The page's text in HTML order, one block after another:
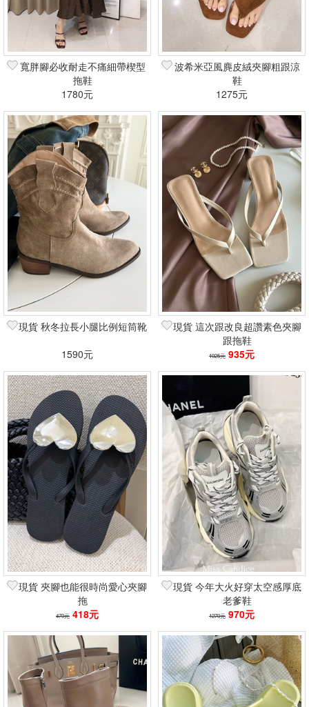
寬胖腳必收耐走不痛細帶楔型
拖鞋
1780元
波希米亞風麂皮絨夾腳粗跟涼
鞋
1275元
現貨 秋冬拉長小腿比例短筒靴
1590元
現貨 這次跟改良超讚素色夾腳
跟拖鞋
1025元 935元
現貨 夾腳也能很時尚愛心夾腳
拖
470元 418元
現貨 今年大火好穿太空感厚底
老爹鞋
1270元 970元